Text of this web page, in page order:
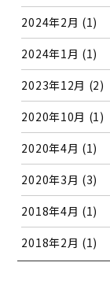
2024年2月 (1)
2024年1月 (1)
2023年12月 (2)
2020年10月 (1)
2020年4月 (1)
2020年3月 (3)
2018年4月 (1)
2018年2月 (1)